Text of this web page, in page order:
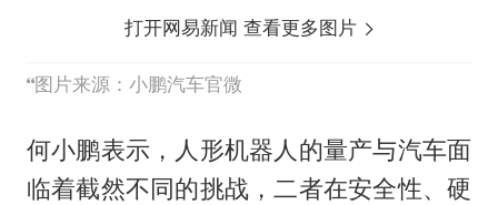
打开网易新闻 查看更多图片
图片来源：小鹏汽车官微
何小鹏表示，人形机器人的量产与汽车面
临着截然不同的挑战，二者在安全性、硬